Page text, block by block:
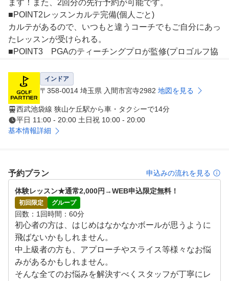
ます！また、2回分の先行予約が可能です。
■POINT2レッスンカルテ完備(個人ごと)
カルテがあるので、いつもと違うコーチでもご自分にあっ
たレッスンが受けられる。
■POINT3　PGAのティーチングプロが監修(プロゴルフ協
優しいプロが楽しいレッスンを実施！
普段聞きにくいことも気軽に質問できる！
インドア
〒358-0014 埼玉県 入間市宮寺2982 地図を見る
西武池袋線 狭山ケ丘駅から車・タクシーで14分
平日 11:00 - 20:00 土日祝 10:00 - 20:00
基本情報詳細
予約プラン 申込みの流れを見る
体験レッスン★通常2,000円→WEB申込限定無料！
初回限定 グループ
回数 1回時間 60分
初心者の方は、はじめはなかなかボールが思うように
飛ばないかもしれません。
中上級者の方も、アプローチやスライス等様々なお悩
みがあるかもしれません。
そんな全てのお悩みを解決すべくスタッフが丁寧にレ